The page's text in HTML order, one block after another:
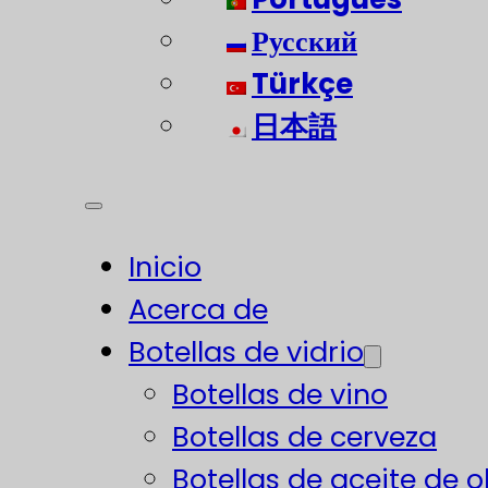
Русский
Türkçe
日本語
Inicio
Acerca de
Botellas de vidrio
Botellas de vino
Botellas de cerveza
Botellas de aceite de